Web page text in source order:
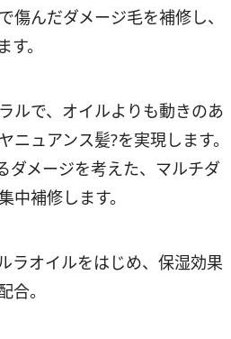
んだダメージ毛を補修し、
。
ルで、オイルよりも動きのあ
ュアンス髪?を実現します。
ダメージを考えた、マルチダ
補修します。
ラオイルをはじめ、保湿効果
合。